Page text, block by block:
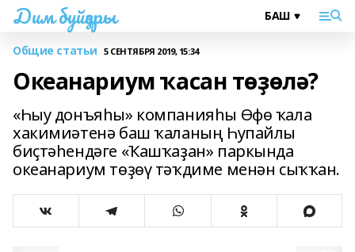
Дим буйҙары
Общие статьи 5 СЕНТЯБРЯ 2019, 15:34
Океанариум ҡасан төҙөлә?
«Һыу донъяһы» компанияһы Өфө ҡала
хакимиәтенә баш ҡаланың Һупайлы
биҫтәһендәге «Ҡашҡаҙан» паркында
океанариум төҙөү тәҡдиме менән сыҡҡан.